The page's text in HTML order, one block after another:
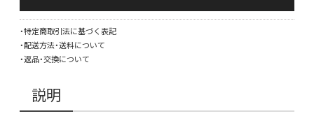
・特定商取引法に基づく表記
・配送方法・送料について
・返品・交換について
説明